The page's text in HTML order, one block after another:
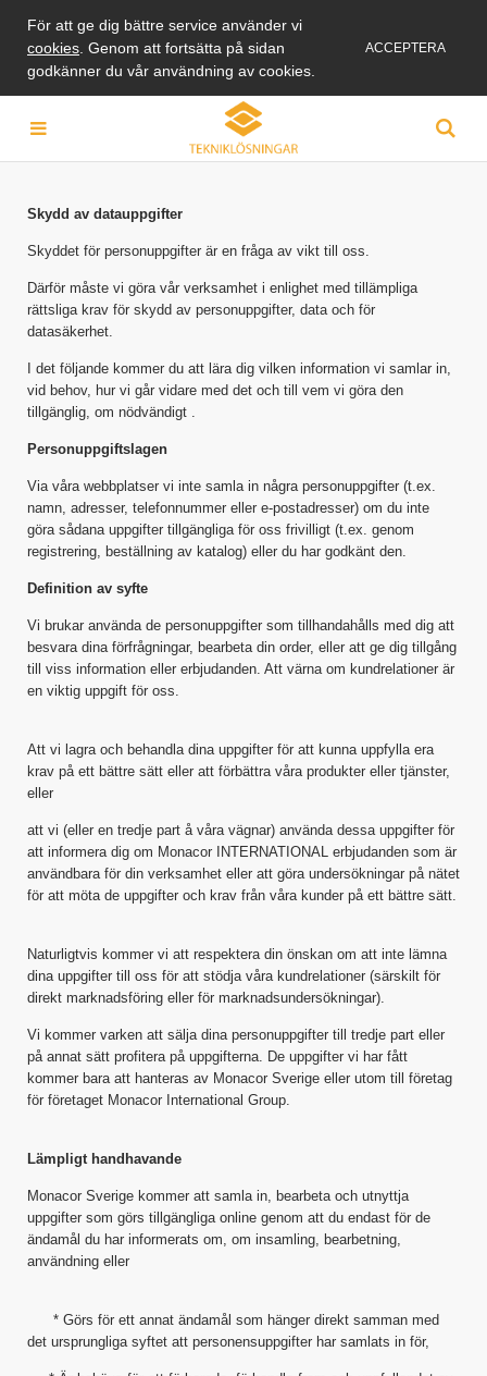
För att ge dig bättre service använder vi
cookies . Genom att fortsätta på sidan
godkänner du vår användning av cookies.
ACCEPTERA
Skydd av datauppgifter
Skyddet för personuppgifter är en fråga av vikt till oss.
Därför måste vi göra vår verksamhet i enlighet med tillämpliga
rättsliga krav för skydd av personuppgifter, data och för
datasäkerhet.
I det följande kommer du att lära dig vilken information vi samlar in,
vid behov, hur vi går vidare med det och till vem vi göra den
tillgänglig, om nödvändigt .
Personuppgiftslagen
Via våra webbplatser vi inte samla in några personuppgifter (t.ex.
namn, adresser, telefonnummer eller e-postadresser) om du inte
göra sådana uppgifter tillgängliga för oss frivilligt (t.ex. genom
registrering, beställning av katalog) eller du har godkänt den.
Definition av syfte
Vi brukar använda de personuppgifter som tillhandahålls med dig att
besvara dina förfrågningar, bearbeta din order, eller att ge dig tillgång
till viss information eller erbjudanden. Att värna om kundrelationer är
en viktig uppgift för oss.
Att vi lagra och behandla dina uppgifter för att kunna uppfylla era
krav på ett bättre sätt eller att förbättra våra produkter eller tjänster,
eller
att vi (eller en tredje part å våra vägnar) använda dessa uppgifter för
att informera dig om Monacor INTERNATIONAL erbjudanden som är
användbara för din verksamhet eller att göra undersökningar på nätet
för att möta de uppgifter och krav från våra kunder på ett bättre sätt.
Naturligtvis kommer vi att respektera din önskan om att inte lämna
dina uppgifter till oss för att stödja våra kundrelationer (särskilt för
direkt marknadsföring eller för marknadsundersökningar).
Vi kommer varken att sälja dina personuppgifter till tredje part eller
på annat sätt profitera på uppgifterna. De uppgifter vi har fått
kommer bara att hanteras av Monacor Sverige eller utom till företag
för företaget Monacor International Group.
Lämpligt handhavande
Monacor Sverige kommer att samla in, bearbeta och utnyttja
uppgifter som görs tillgängliga online genom att du endast för de
ändamål du har informerats om, om insamling, bearbetning,
användning eller
* Görs för ett annat ändamål som hänger direkt samman med
det ursprungliga syftet att personensuppgifter har samlats in för,